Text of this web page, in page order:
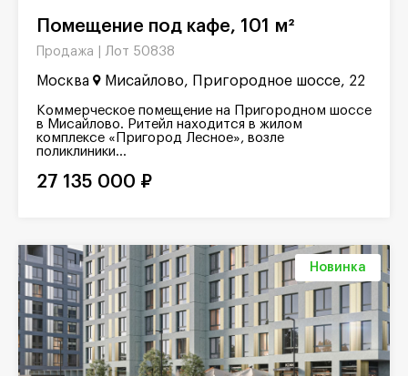
Помещение под кафе, 101 м²
Продажа | Лот 50838
Москва Мисайлово, Пригородное шоссе, 22
Коммерческое помещение на Пригородном шоссе
в Мисайлово. Ритейл находится в жилом
комплексе «Пригород Лесное», возле
поликлиники...
27 135 000 ₽
Новинка